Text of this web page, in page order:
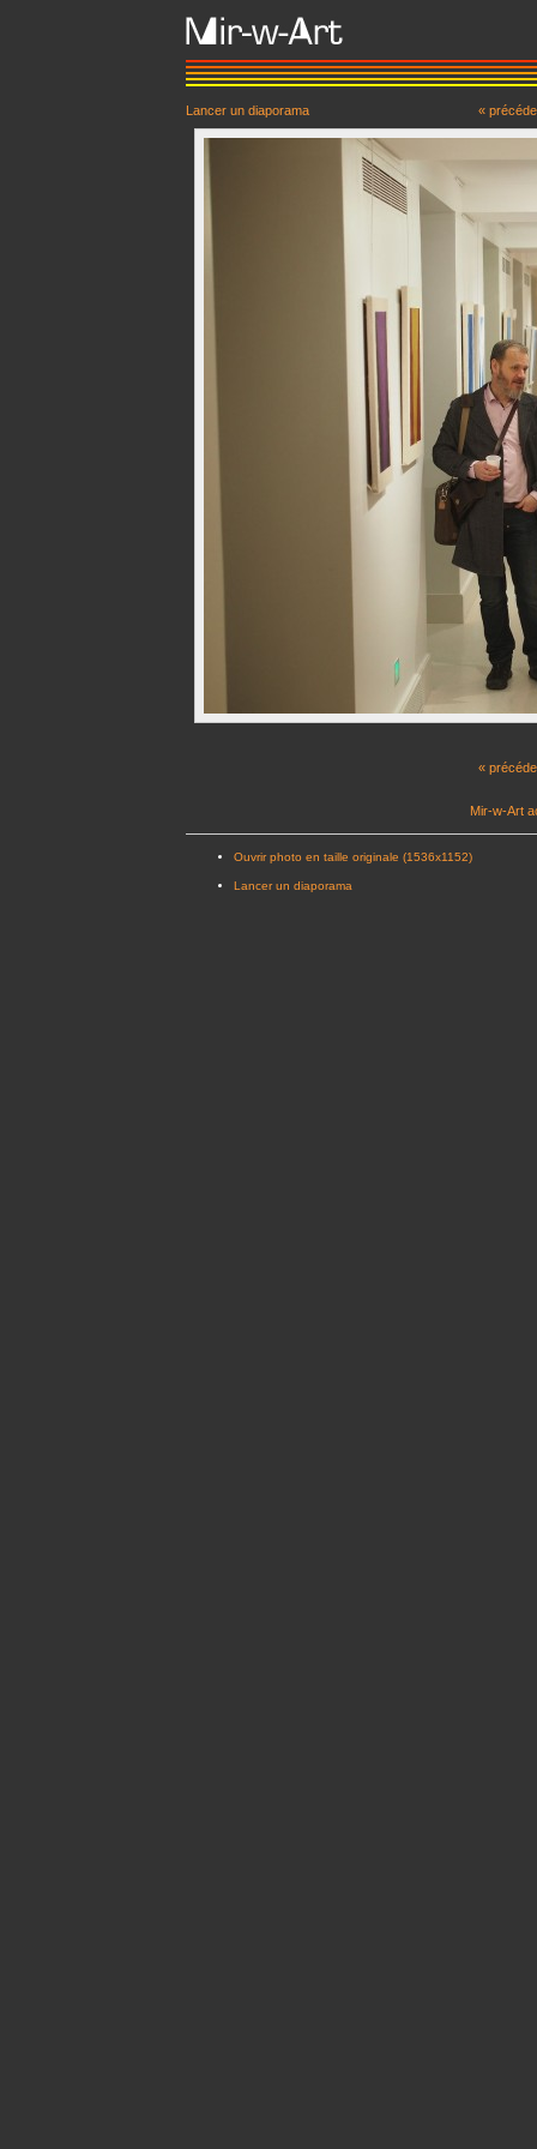
Lancer un diaporama «
«
Mir-w-Art
Ouvrir photo en taille originale (1536x1152)
Lancer un diaporama